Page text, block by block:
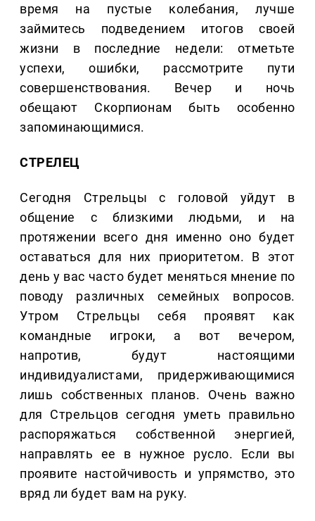
время на пустые колебания, лучше
займитесь подведением итогов своей
жизни в последние недели: отметьте
успехи, ошибки, рассмотрите пути
совершенствования. Вечер и ночь
обещают Скорпионам быть особенно
запоминающимися.
СТРЕЛЕЦ
Сегодня Стрельцы с головой уйдут в
общение с близкими людьми, и на
протяжении всего дня именно оно будет
оставаться для них приоритетом. В этот
день у вас часто будет меняться мнение по
поводу различных семейных вопросов.
Утром Стрельцы себя проявят как
командные игроки, а вот вечером,
напротив, будут настоящими
индивидуалистами, придерживающимися
лишь собственных планов. Очень важно
для Стрельцов сегодня уметь правильно
распоряжаться собственной энергией,
направлять ее в нужное русло. Если вы
проявите настойчивость и упрямство, это
вряд ли будет вам на руку.